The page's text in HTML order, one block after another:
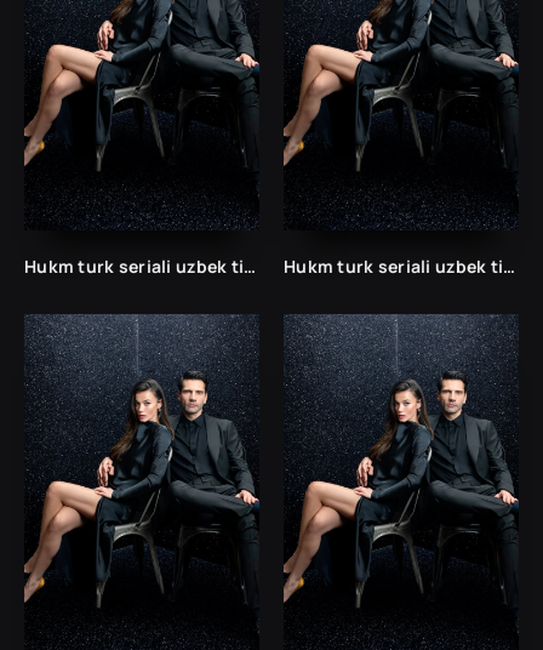
Hukm turk seriali uzbek tilida /Хукм турк сериали ўзбек тилида/ 203. 204. 205. 206. 207. 208. 209. 210. 211. 212. 213. 214. 215 barcha qismlari. Hukm turk seriali uzbek tilida /Хукм турк сериали ўзбек тилида/ 203. 204. 205. 206. 207. 208. 209. 210. 211. 212. 213. 214. 215 barcha qismlari.